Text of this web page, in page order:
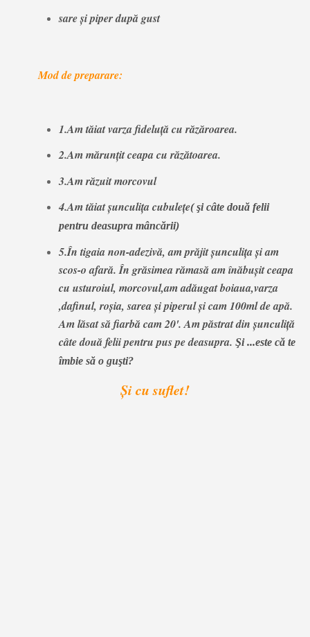
sare şi piper după gust
Mod de preparare:
1.Am tăiat varza fideluţă cu răzăroarea.
2.Am mărunţit ceapa cu răzătoarea.
3.Am răzuit morcovul
4.Am tăiat şunculiţa cubuleţe( şi câte două felii
pentru deasupra mâncării)
5.În tigaia non-adezivă, am prăjit şunculiţa şi am
scos-o afară. În grăsimea rămasă am înăbuşit ceapa
cu usturoiul, morcovul,am adăugat boiaua,varza
,dafinul, roşia, sarea şi piperul şi cam 100ml de apă.
Am lăsat să fiarbă cam 20'. Am păstrat din şunculiţă
câte două felii pentru pus pe deasupra. Şi ...este că te
îmbie să o guşti?
Şi cu suflet!